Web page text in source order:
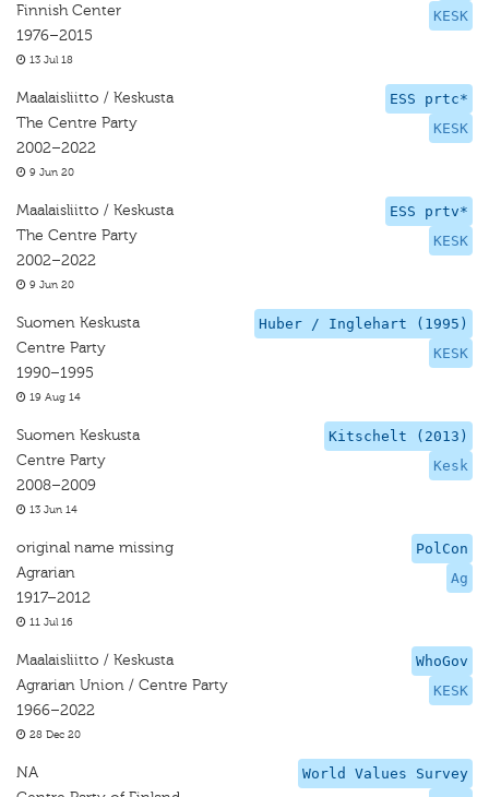
KESK
Finnish Center
1976–2015
13 Jul 18
ESS prtc*
KESK
Maalaisliitto / Keskusta
The Centre Party
2002–2022
9 Jun 20
ESS prtv*
KESK
Maalaisliitto / Keskusta
The Centre Party
2002–2022
9 Jun 20
Huber / Inglehart (1995)
KESK
Suomen Keskusta
Centre Party
1990–1995
19 Aug 14
Kitschelt (2013)
Kesk
Suomen Keskusta
Centre Party
2008–2009
13 Jun 14
PolCon
Ag
original name missing
Agrarian
1917–2012
11 Jul 16
WhoGov
KESK
Maalaisliitto / Keskusta
Agrarian Union / Centre Party
1966–2022
28 Dec 20
World Values Survey
NA